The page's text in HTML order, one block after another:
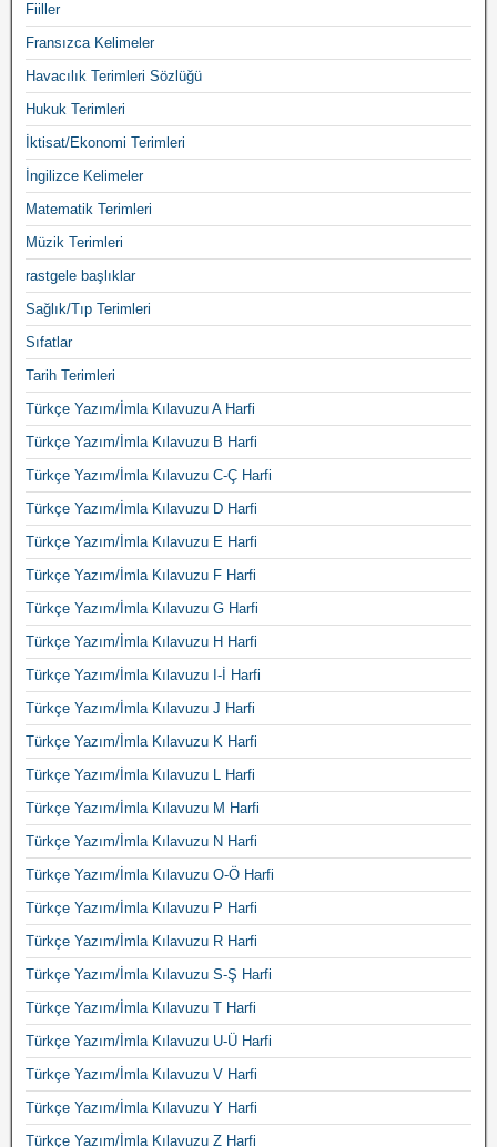
Fiiller
Fransızca Kelimeler
Havacılık Terimleri Sözlüğü
Hukuk Terimleri
İktisat/Ekonomi Terimleri
İngilizce Kelimeler
Matematik Terimleri
Müzik Terimleri
rastgele başlıklar
Sağlık/Tıp Terimleri
Sıfatlar
Tarih Terimleri
Türkçe Yazım/İmla Kılavuzu A Harfi
Türkçe Yazım/İmla Kılavuzu B Harfi
Türkçe Yazım/İmla Kılavuzu C-Ç Harfi
Türkçe Yazım/İmla Kılavuzu D Harfi
Türkçe Yazım/İmla Kılavuzu E Harfi
Türkçe Yazım/İmla Kılavuzu F Harfi
Türkçe Yazım/İmla Kılavuzu G Harfi
Türkçe Yazım/İmla Kılavuzu H Harfi
Türkçe Yazım/İmla Kılavuzu I-İ Harfi
Türkçe Yazım/İmla Kılavuzu J Harfi
Türkçe Yazım/İmla Kılavuzu K Harfi
Türkçe Yazım/İmla Kılavuzu L Harfi
Türkçe Yazım/İmla Kılavuzu M Harfi
Türkçe Yazım/İmla Kılavuzu N Harfi
Türkçe Yazım/İmla Kılavuzu O-Ö Harfi
Türkçe Yazım/İmla Kılavuzu P Harfi
Türkçe Yazım/İmla Kılavuzu R Harfi
Türkçe Yazım/İmla Kılavuzu S-Ş Harfi
Türkçe Yazım/İmla Kılavuzu T Harfi
Türkçe Yazım/İmla Kılavuzu U-Ü Harfi
Türkçe Yazım/İmla Kılavuzu V Harfi
Türkçe Yazım/İmla Kılavuzu Y Harfi
Türkçe Yazım/İmla Kılavuzu Z Harfi